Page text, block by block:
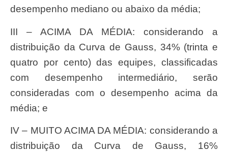
desempenho mediano ou abaixo da média;
III – ACIMA DA MÉDIA: considerando a
distribuição da Curva de Gauss, 34% (trinta e
quatro por cento) das equipes, classificadas
com desempenho intermediário, serão
consideradas com o desempenho acima da
média; e
IV – MUITO ACIMA DA MÉDIA: considerando a
distribuição da Curva de Gauss, 16%